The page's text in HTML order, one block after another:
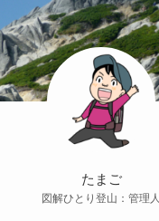
たまご
図解ひとり登山：管理人